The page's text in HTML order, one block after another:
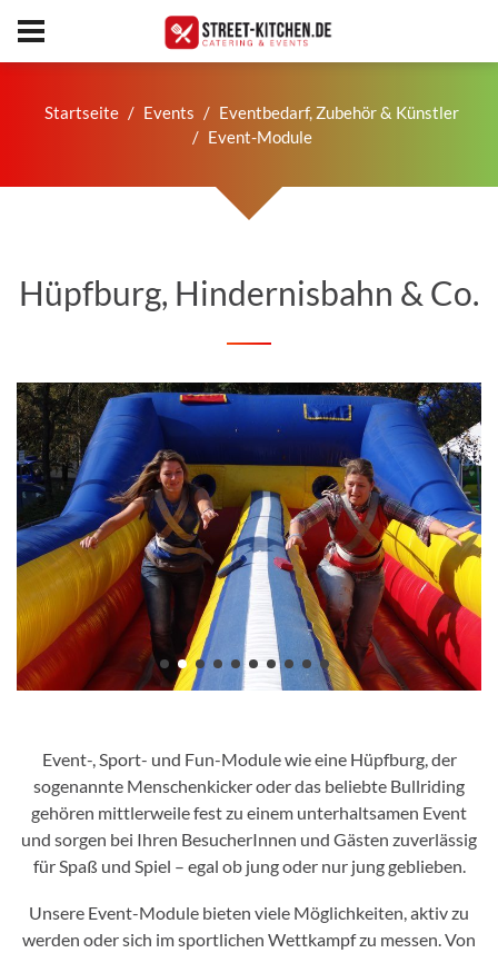
Startseite Events
Eventbedarf, Zubehör & Künstler
Event-Module
Hüpfburg, Hindernisbahn & Co.
Event-, Sport- und Fun-Module wie eine Hüpfburg, der
sogenannte Menschenkicker oder das beliebte Bullriding
gehören mittlerweile fest zu einem unterhaltsamen Event
und sorgen bei Ihren BesucherInnen und Gästen zuverlässig
für Spaß und Spiel – egal ob jung oder nur jung geblieben.
Unsere Event-Module bieten viele Möglichkeiten, aktiv zu
werden oder sich im sportlichen Wettkampf zu messen. Von